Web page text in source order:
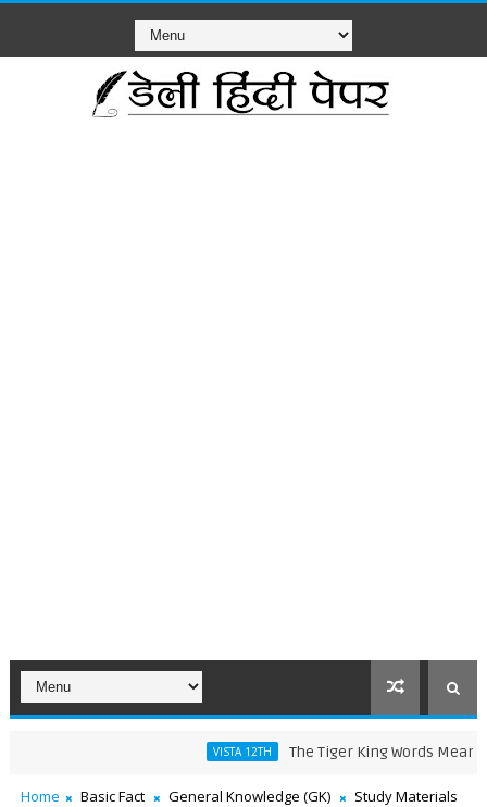
The Tiger King Words Meaning and
Home Basic Fact General Knowledge (GK)
Study Materials